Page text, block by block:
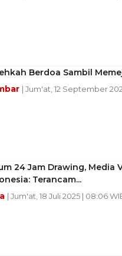
Berdoa Sambil
| Jum'at, 12 September
24 Jam Drawing, Media
Terancam...
| Jum'at, 18 Juli 2025 | 08:06